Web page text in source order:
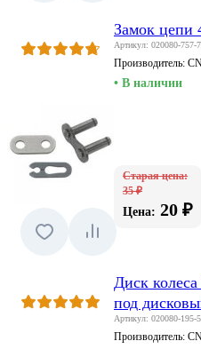
Замок цепи
Артикул: 020080-757-
Производитель:
• В наличии
Старая цена:
35 ₽
Цена: 20 ₽
Диск
под
Артикул: 020080-195-
Производитель: